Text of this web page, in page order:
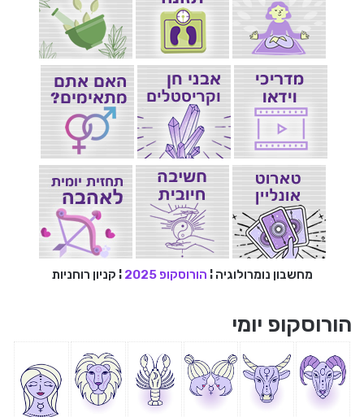
מחשבון נומרולוגיה ¦ הורוסקופ 2025 ¦ קניון רוחניות
הורוסקופ יומי